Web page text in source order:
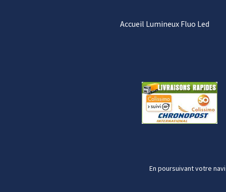
Accueil Lumineux Fluo Led
En poursuivant votre